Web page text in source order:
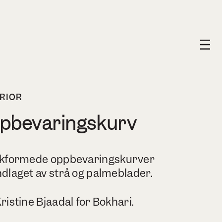
oppbevaringskurver
av strå og palmeblader.
Bjaadal for Bokhari.